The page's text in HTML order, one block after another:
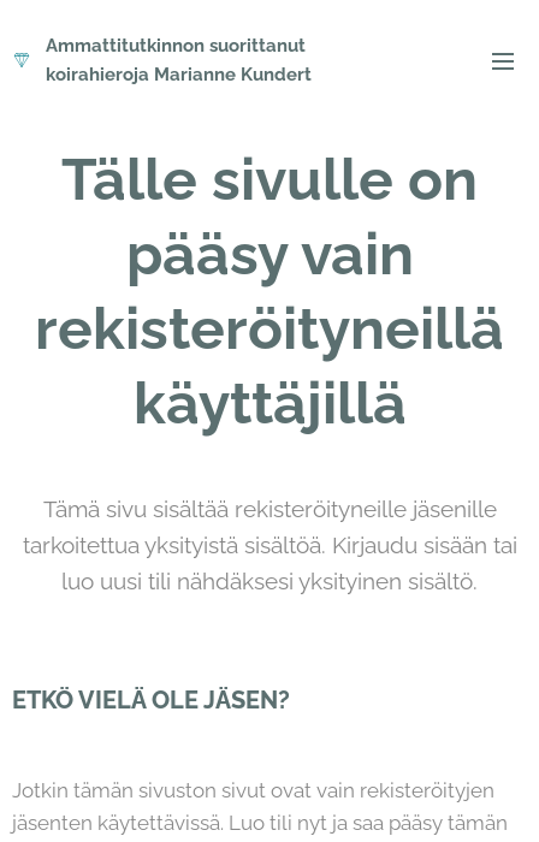
Ammattitutkinnon suorittanut
koirahieroja Marianne Kundert
Tälle sivulle on
pääsy vain
rekisteröityneillä
käyttäjillä
Tämä sivu sisältää rekisteröityneille jäsenille
tarkoitettua yksityistä sisältöä. Kirjaudu sisään tai
luo uusi tili nähdäksesi yksityinen sisältö.
ETKÖ VIELÄ OLE JÄSEN?
Jotkin tämän sivuston sivut ovat vain rekisteröityjen
jäsenten käytettävissä. Luo tili nyt ja saa pääsy tämän